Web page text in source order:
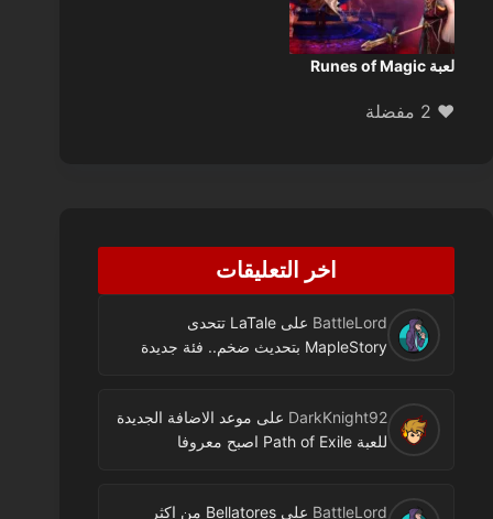
لعبة Runes of Magic
❤️ 2 مفضلة
اخر التعليقات
BattleLord على
LaTale تتحدى
MapleStory بتحديث ضخم.. فئة جديدة
DarkKnight92 على موعد الاضافة الجديدة
للعبة Path of Exile اصبح معروفا
BattleLord على
Bellatores من اكثر